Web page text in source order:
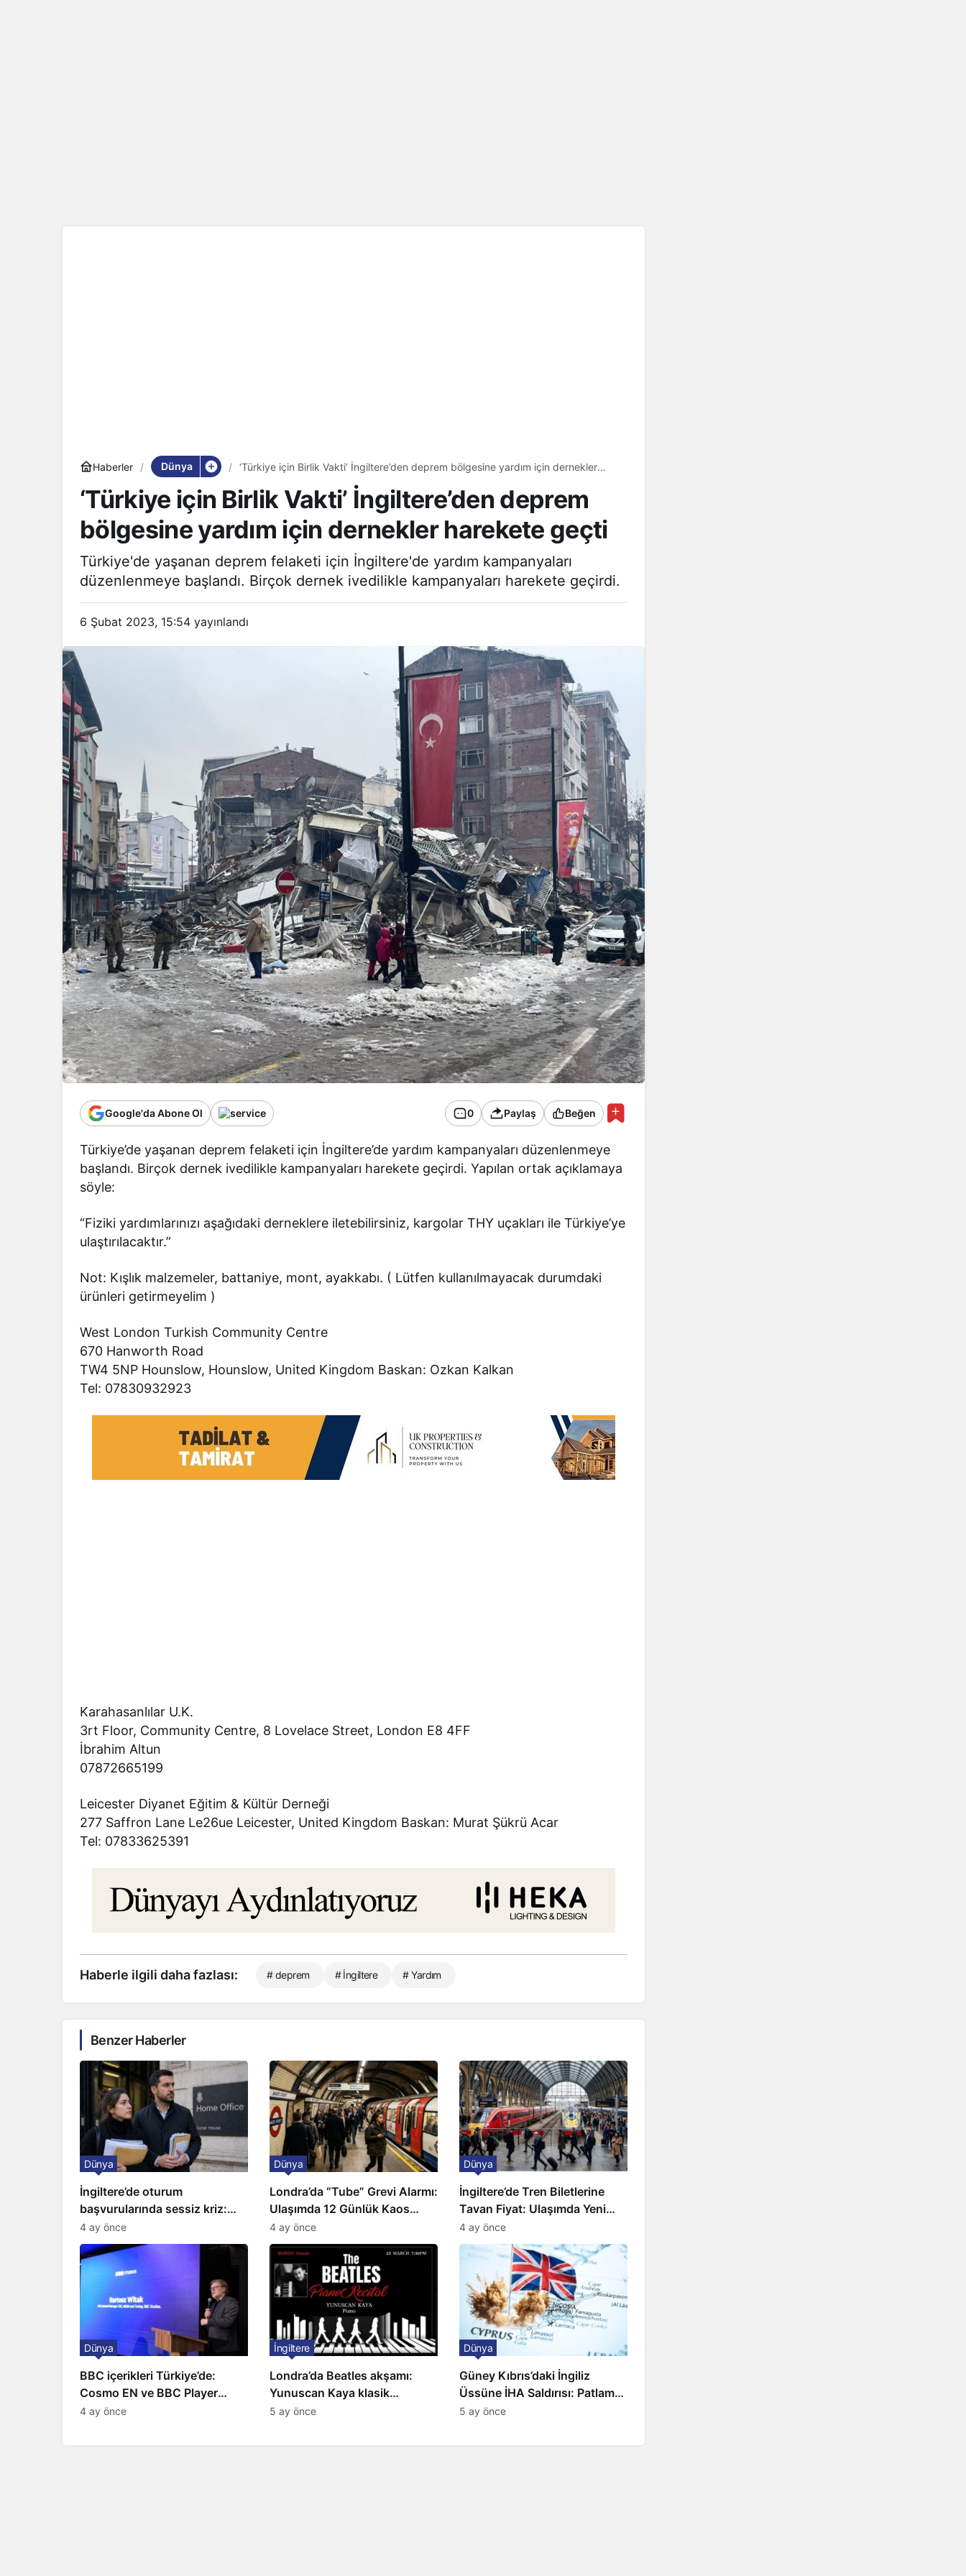
Haberler Dünya
‘Türkiye için Birlik Vakti’ İngiltere’den deprem bölgesine yardım için dernekler
‘Türkiye için Birlik Vakti’ İngiltere’den deprem
bölgesine yardım için dernekler harekete geçti
Türkiye'de yaşanan deprem felaketi için İngiltere'de yardım kampanyaları
düzenlenmeye başlandı. Birçok dernek ivedilikle kampanyaları harekete geçirdi.
6 Şubat 2023, 15:54 yayınlandı
Google'da Abone Ol 0 Paylaş Beğen
Türkiye’de yaşanan deprem felaketi için İngiltere’de yardım kampanyaları düzenlenmeye
başlandı. Birçok dernek ivedilikle kampanyaları harekete geçirdi. Yapılan ortak açıklamaya
söyle:
“Fiziki yardımlarınızı aşağıdaki derneklere iletebilirsiniz, kargolar THY uçakları ile Türkiye’ye
ulaştırılacaktır.”
Not: Kışlık malzemeler, battaniye, mont, ayakkabı. ( Lütfen kullanılmayacak durumdaki
ürünleri getirmeyelim )
West London Turkish Community Centre
670 Hanworth Road
TW4 5NP Hounslow, Hounslow, United Kingdom Baskan: Ozkan Kalkan
Tel: 07830932923
Karahasanlılar U.K.
3rt Floor, Community Centre, 8 Lovelace Street, London E8 4FF
İbrahim Altun
07872665199
Leicester Diyanet Eğitim & Kültür Derneği
277 Saffron Lane Le26ue Leicester, United Kingdom Baskan: Murat Şükrü Acar
Tel: 07833625391
Haberle ilgili daha fazlası: # deprem # İngiltere # Yardım
Benzer Haberler
İngiltere’de oturum
başvurularında sessiz kriz:
Büyükelçilikten açıklama!
Dünya
4 ay önce
Londra’da “Tube” Grevi Alarmı:
Ulaşımda 12 Günlük Kaos
Kapıda
Dünya
4 ay önce
İngiltere’de Tren Biletlerine
Tavan Fiyat: Ulaşımda Yeni
Düzenleme
Dünya
4 ay önce
BBC içerikleri Türkiye’de:
Cosmo EN ve BBC Player
yayında
Dünya
4 ay önce
Londra’da Beatles akşamı:
Yunuscan Kaya klasik
yorumuyla sahnede
İngiltere
5 ay önce
Güney Kıbrıs’daki İngiliz
Üssüne İHA Saldırısı: Patlama,
Sirenler ve Alarm Durumu
Dünya
5 ay önce